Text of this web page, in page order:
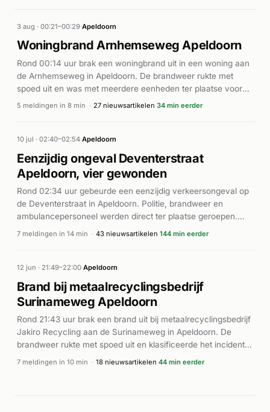
3 aug · 00:21–00:29·Apeldoorn
Woningbrand Arnhemseweg Apeldoorn
Rond 00:14 uur brak een woningbrand uit in een woning aan
de Arnhemseweg in Apeldoorn. De brandweer rukte met
spoed uit en was met meerdere eenheden ter plaatse voor
een middelbrand. Volgens 112apeldoorn.nl en andere
hond) gered uit het pand. Verschillende nieuwsbronnen
berichten over een explosie voorafgaand aan de brand. De
bewoner werd onder meer met behulp van een hoogwerker
in veiligheid gebracht. Naar aanleiding van het incident
raakten personen gewond, al blijven details hierover beperkt
in de beschikbare informatie.
5 meldingen in 8 min · 27 nieuwsartikelen 34 min eerder
10 jul · 02:40–02:54·Apeldoorn
Eenzijdig ongeval Deventerstraat
Apeldoorn, vier gewonden
Rond 02:34 uur gebeurde een eenzijdig verkeersongeval op
de Deventerstraat in Apeldoorn. Politie, brandweer en
ambulancepersoneel werden direct ter plaatse geroepen.
Een traumahelikopter werd gealarmeerd voor bijstand.
medische diensten zorgden voor medische ondersteuning ter
plaatse.
7 meldingen in 14 min · 43 nieuwsartikelen 144 min eerder
12 jun · 21:49–22:00·Apeldoorn
Brand bij metaalrecyclingsbedrijf
Surinameweg Apeldoorn
Rond 21:43 uur brak een brand uit bij metaalrecyclingsbedrijf
Jakiro Recycling aan de Surinameweg in Apeldoorn. De
brandweer rukte met spoed uit en klasificeerde het incident
als middelbrand (P1). Binnen enkele minuten werden
7 meldingen in 10 min · 18 nieuwsartikelen 44 min eerder